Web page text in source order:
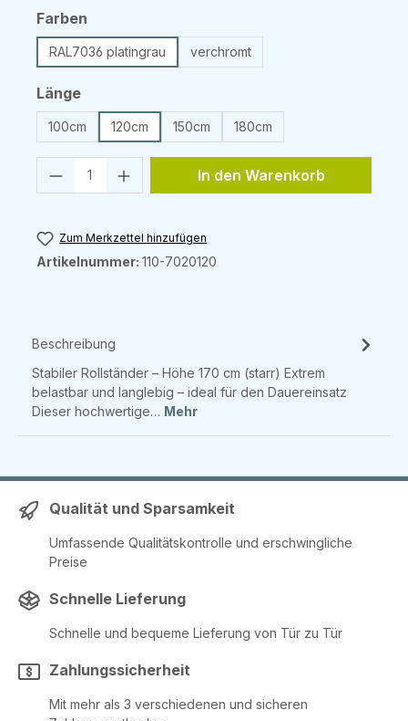
Farben
RAL7036 platingrau verchromt
Längeauswählen
100cm 120cm 150cm 180cm
Produkt Anzahl: Gib den
In den Warenkorb
Zum Merkzettel hinzufügen
Artikelnummer: 110-7020120
Beschreibung
Stabiler Rollständer – Höhe 170 cm (starr) Extrem
belastbar und langlebig – ideal für den Dauereinsatz
Dieser hochwertige… Mehr
Qualität und Sparsamkeit
Umfassende Qualitätskontrolle und erschwingliche
Preise
Schnelle Lieferung
Schnelle und bequeme Lieferung von Tür zu Tür
Zahlungssicherheit
Mit mehr als 3 verschiedenen und sicheren